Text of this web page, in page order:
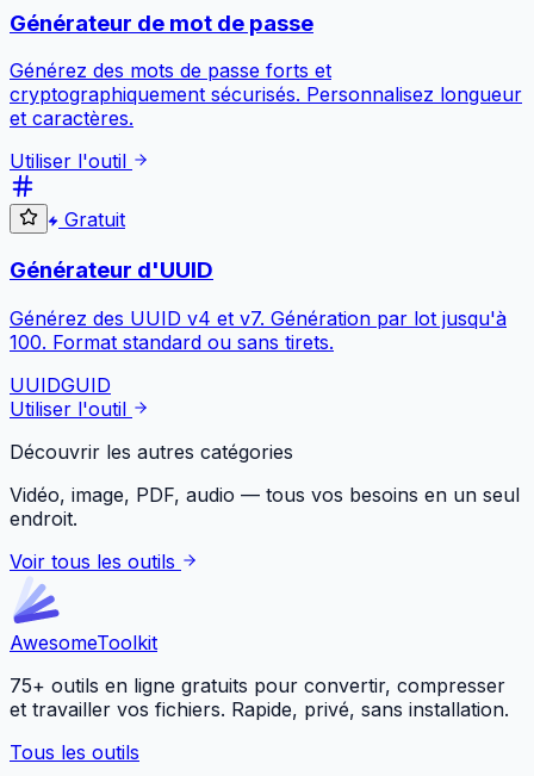
Générateur de mot de passe
Générez des mots de passe forts et
cryptographiquement sécurisés. Personnalisez longueur
et caractères.
Utiliser l'outil
Gratuit
Générateur d'UUID
Générez des UUID v4 et v7. Génération par lot jusqu'à
100. Format standard ou sans tirets.
UUIDGUID
Utiliser l'outil
Découvrir les autres catégories
Vidéo, image, PDF, audio — tous vos besoins en un seul
endroit.
Voir tous les outils
AwesomeToolkit
75+ outils en ligne gratuits pour convertir, compresser
et travailler vos fichiers. Rapide, privé, sans installation.
Tous les outils